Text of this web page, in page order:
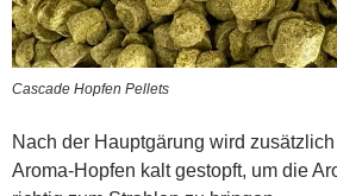
Cascade Hopfen Pellets
Nach der Hauptgärung wird
Aroma-Hopfen kalt gestopft, um die